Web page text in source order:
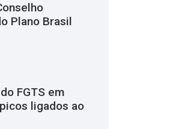
Plano Brasil
FGTS em
ligados ao